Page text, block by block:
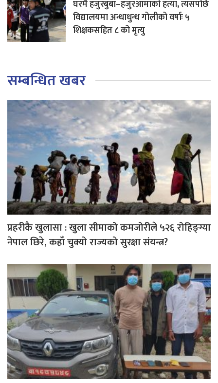
घरमै हजुरबुबा–हजुरआमाको हत्या, त्यसपछि
विद्यालयमा अन्धाधुन्ध गोलीको वर्षाः ५
शिक्षकसहित ८ को मृत्यु
सम्बन्धित खबर
प्रहरीकै खुलासा : खुला सीमाको कमजोरीले ५२६ रोहिङ्ग्या
नेपाल छिरे, कहाँ चुक्यो राज्यको सुरक्षा संयन्त्र?